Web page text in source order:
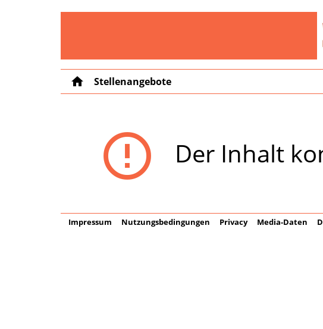
home Stellenangebote
error_outline Der Inhalt
Impressum Nutzungsbedingungen Privacy Media-Daten